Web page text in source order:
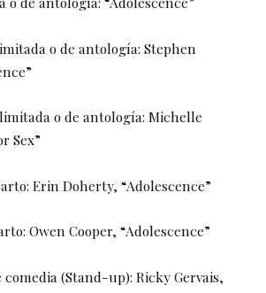
o de antología: Stephen
o de antología: Michelle
Sex”
Erin Doherty, “Adolescence”
Owen Cooper, “Adolescence”
(Stand-up): Ricky Gervais,